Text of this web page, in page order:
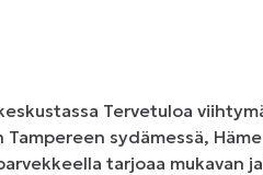
Tervetuloa
sydämessä,
tarjoaa mukavan